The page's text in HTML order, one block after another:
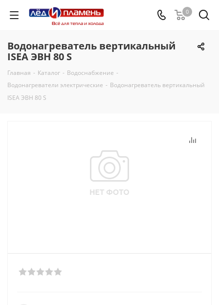
0
Водонагреватель вертикальный
ISEA ЭВН 80 S
Главная - Каталог - Водоснабжение -
Водонагреватели электрические - Водонагреватель вертикальный
ISEA ЭВН 80 S